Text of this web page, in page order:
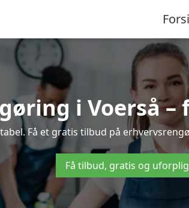
i Voerså
Få et gratis tilbud på
Få tilbud, gratis og